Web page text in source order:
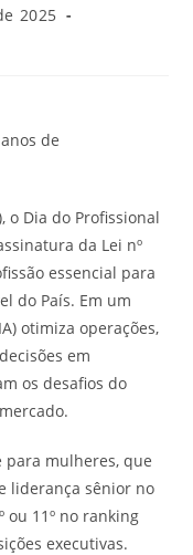
2025
de
o Dia do Profissional
da Lei nº
essencial para
do País. Em um
otimiza operações,
em
os desafios do
para mulheres, que
liderança sênior no
ou 11º no ranking
executivas.